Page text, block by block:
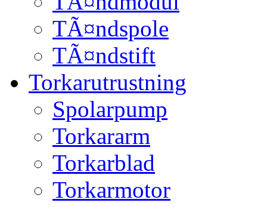
TÃ¤ndspole
TÃ¤ndstift
Torkarutrustning
Spolarpump
Torkararm
Torkarblad
Torkarmotor